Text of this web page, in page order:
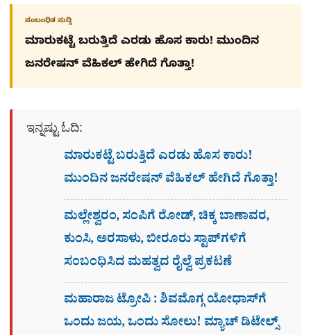
ಸಂಬಂಧಿತ ಸುದ್ದಿ
ಮಾರುಕಟ್ಟೆ ಬರುತ್ತಿದೆ ಎರಡು ಹೊಸ ಕಾರು! ಮುಂದಿನ
ಜನರೇಷನ್​ ವೆಹಿಕಲ್ ಹೇಗಿದೆ ಗೊತ್ತಾ!
ಇನ್ನಷ್ಟು ಓದಿ:
ಮಾರುಕಟ್ಟೆ ಬರುತ್ತಿದೆ ಎರಡು ಹೊಸ ಕಾರು!
ಮುಂದಿನ ಜನರೇಷನ್​ ವೆಹಿಕಲ್ ಹೇಗಿದೆ ಗೊತ್ತಾ!
ಮಲ್ಲೇಶ್ವರಂ, ಸಂಪಿಗೆ ರೋಡ್, ಚಿಕ್ಕ ಬಾಣಾವರ,
ಕುಂಸಿ, ಅರಸಾಳು, ಬೀರೂರು ಸ್ಟಾಪ್​ಗಳಿಗೆ
ಸಂಬಂಧಿಸಿದ ಮಹತ್ವದ ರೈಲ್ವೆ ಪ್ರಕಟಣೆ
ಮಹಾರಾಜ ಟ್ರೋಪಿ : ಶಿವಮೊಗ್ಗ ಯೋಧಾಸ್​ಗೆ
ಒಂದು ಜಯ, ಒಂದು ಸೋಲು! ಮ್ಯಾಚ್​ ಡಿಟೇಲ್ಸ್